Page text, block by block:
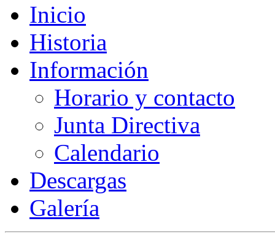
Inicio
Historia
Información
Horario y contacto
Junta Directiva
Calendario
Descargas
Galería